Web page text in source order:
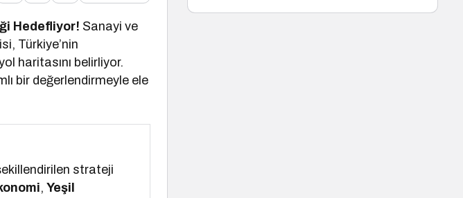
Hedefliyor! Sanayi ve
Türkiye’nin
haritasını belirliyor.
bir değerlendirmeyle ele
strateji
,Yeşil